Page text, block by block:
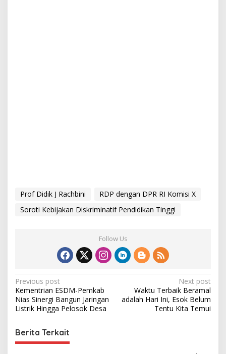
Prof Didik J Rachbini
RDP dengan DPR RI Komisi X
Soroti Kebijakan Diskriminatif Pendidikan Tinggi
Follow Us
P
o
s
t
n
Previous post
Kementrian ESDM-Pemkab
Nias Sinergi Bangun Jaringan
Listrik Hingga Pelosok Desa
Next post
Waktu Terbaik Beramal
adalah Hari Ini, Esok Belum
Tentu Kita Temui
Berita Terkait